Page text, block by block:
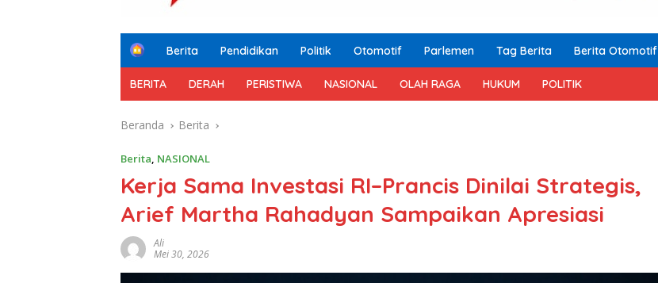
H
m
e
Berita Pendidikan Politik Otomotif Parlemen Tag Berita Berita Otomotif
BERITA DERAH PERISTIWA NASIONAL OLAH RAGA HUKUM POLITIK
Beranda Berita
Berita, NASIONAL
Kerja Sama Investasi RI–Prancis Dinilai Strategis,
Arief Martha Rahadyan Sampaikan Apresiasi
Ali
Mei 30, 2026